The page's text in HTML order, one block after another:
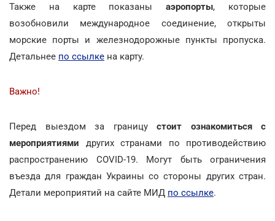
Также на карте показаны аэропорты, которые
возобновили международное соединение, открыты
морские порты и железнодорожные пункты пропуска.
Детальнее по ссылке на карту.
Важно!
Перед выездом за границу стоит ознакомиться с
мероприятиями других странами по противодействию
распространению COVID-19. Могут быть ограничения
въезда для граждан Украины со стороны других стран.
Детали мероприятий на сайте МИД по ссылке.